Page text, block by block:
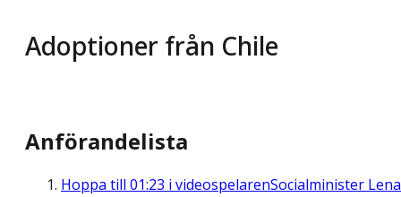
Adoptioner från Chile
Anförandelista
Hoppa till 01:23 i videospelarenSocialminister Lena